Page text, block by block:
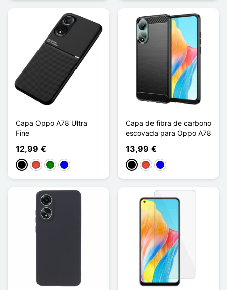
Capa Oppo A78 Ultra
Fine
12,99 €
PretoVermelho
VerdeAzul
Capa de fibra de carbono
escovada para Oppo A78
13,99 €
PretoVermelho
Azul